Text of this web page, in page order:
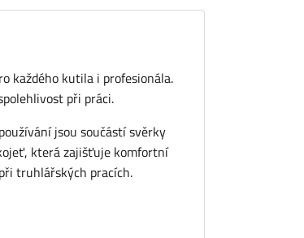
každého kutila i profesionála.
při práci.
jsou součástí svěrky
která zajišťuje komfortní
truhlářských pracích.